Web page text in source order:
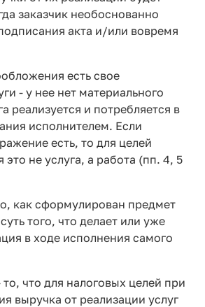
заказчик необоснованно
акта и/или вовремя
есть свое
- у нее нет материального
реализуется и потребляется в
исполнителем. Если
есть, то для целей
не услуга, а работа (пп. 4, 5
как сформулирован предмет
того, что делает или уже
в ходе исполнения самого
что для налоговых целей при
выручка от реализации услуг